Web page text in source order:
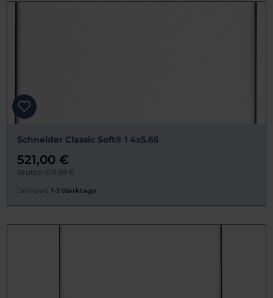
Schneider Classic Soft® 1 4x5.65
521,00 €
Brutto: 619,99 €
Lieferzeit: 1-2 Werktage